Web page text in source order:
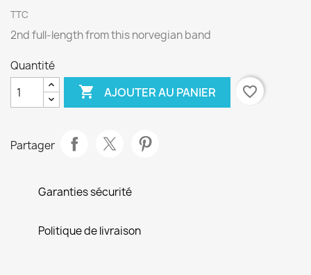
TTC
2nd full-length from this norvegian band
Quantité
 AJOUTER AU PANIER favorite_border
Partager
Garanties sécurité
Politique de livraison